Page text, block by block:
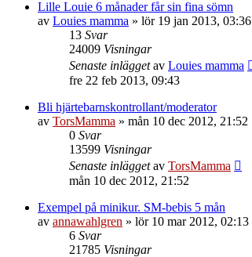
Lille Louie 6 månader får sin fina sömn
av Louies mamma » lör 19 jan 2013, 03:36
13 Svar
24009 Visningar
Senaste inläggetav Louies mamma
fre 22 feb 2013, 09:43
Bli hjärtebarnskontrollant/moderator
av TorsMamma » mån 10 dec 2012, 21:52
0 Svar
13599 Visningar
Senaste inläggetav TorsMamma
mån 10 dec 2012, 21:52
Exempel på minikur. SM-bebis 5 mån
av annawahlgren » lör 10 mar 2012, 02:13
6 Svar
21785 Visningar